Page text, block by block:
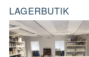
LAGERBUTIK